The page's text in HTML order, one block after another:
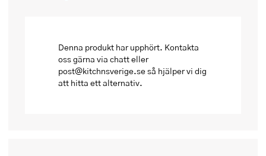
Denna produkt har upphört. Kontakta
oss gärna via chatt eller
post@kitchnsverige.se så hjälper vi dig
att hitta ett alternativ.